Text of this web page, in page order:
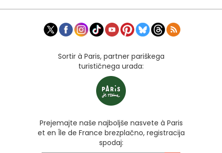
Sortir à Paris, partner pariškega
turističnega urada:
Prejemajte naše najboljše nasvete à Paris
et en Île de France brezplačno, registracija
spodaj: